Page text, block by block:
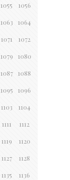
1055 1056
1063 1064
1071 1072
1079 1080
1087 1088
1095 1096
1103 1104
1111 1112
1119 1120
1127 1128
1135 1136